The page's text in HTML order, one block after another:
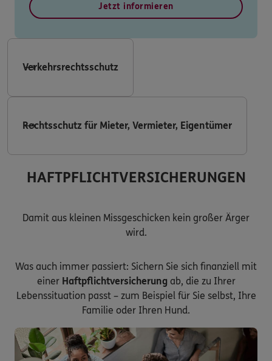
Jetzt informieren
Verkehrsrechtsschutz
Rechtsschutz für Mieter, Vermieter, Eigentümer
HAFTPFLICHTVERSICHERUNGEN
Damit aus kleinen Missgeschicken kein großer Ärger
wird.
Was auch immer passiert: Sichern Sie sich finanziell mit
einer Haftpflichtversicherung ab, die zu Ihrer
Lebenssituation passt – zum Beispiel für Sie selbst, Ihre
Familie oder Ihren Hund.